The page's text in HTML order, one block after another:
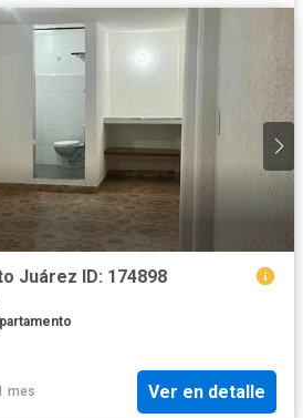
Juárez ID: 174898
mes Ver en detalle